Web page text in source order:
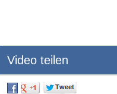
Video teilen